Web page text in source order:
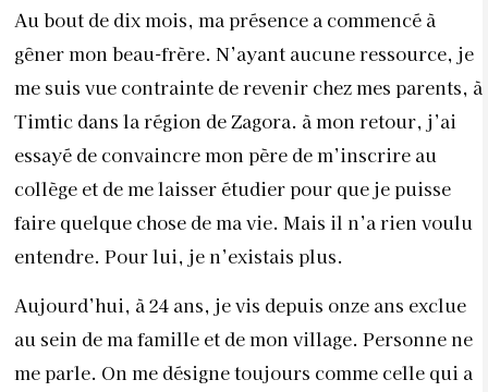
Au bout de dix mois, ma présence a commencé à
gêner mon beau-frère. N’ayant aucune ressource, je
me suis vue contrainte de revenir chez mes parents, à
Timtic dans la région de Zagora. à mon retour, j’ai
essayé de convaincre mon père de m’inscrire au
collège et de me laisser étudier pour que je puisse
faire quelque chose de ma vie. Mais il n’a rien voulu
entendre. Pour lui, je n’existais plus.
Aujourd’hui, à 24 ans, je vis depuis onze ans exclue
au sein de ma famille et de mon village. Personne ne
me parle. On me désigne toujours comme celle qui a